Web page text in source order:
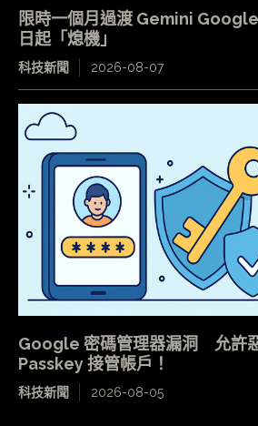
限時一個月過渡 Gemini
日起「熄機」
科技新聞 2026-08-07
Google 密碼管理器漏洞 允許
Passkey 接管帳戶！
科技新聞 2026-08-05